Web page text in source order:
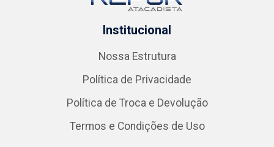
Institucional
Nossa Estrutura
Política de Privacidade
Política de Troca e Devolução
Termos e Condições de Uso